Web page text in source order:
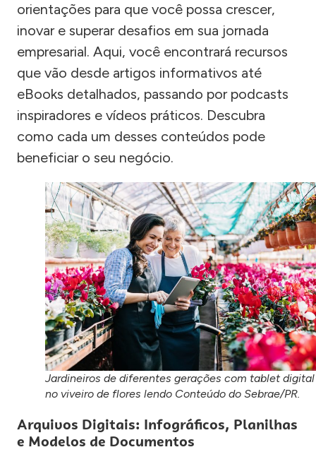
orientações para que você possa crescer,
inovar e superar desafios em sua jornada
empresarial. Aqui, você encontrará recursos
que vão desde artigos informativos até
eBooks detalhados, passando por podcasts
inspiradores e vídeos práticos. Descubra
como cada um desses conteúdos pode
beneficiar o seu negócio.
Jardineiros de diferentes gerações com tablet digital
no viveiro de flores lendo Conteúdo do Sebrae/PR.
Arquivos Digitais: Infográficos, Planilhas
e Modelos de Documentos